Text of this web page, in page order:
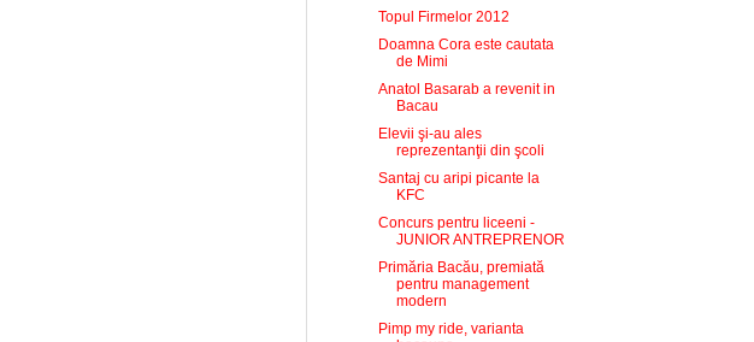
Topul Firmelor 2012
Doamna Cora este cautata
de Mimi
Anatol Basarab a revenit in
Bacau
Elevii şi-au ales
reprezentanţii din şcoli
Santaj cu aripi picante la
KFC
Concurs pentru liceeni -
JUNIOR ANTREPRENOR
Primăria Bacău, premiată
pentru management
modern
Pimp my ride, varianta